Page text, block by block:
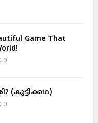
Game That
0
(കുട്ടിക്കഥ)
0